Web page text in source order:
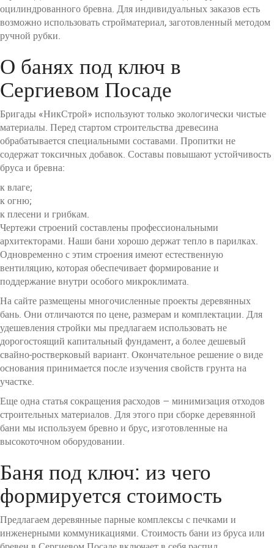
оцилиндрованного бревна. Для индивидуальных заказов есть
возможно использовать стройматериал, заготовленный методом
ручной рубки.
О банях под ключ в
Сергиевом Посаде
Бригады «НикСтрой» используют только экологически чистые
материалы. Перед стартом строительства древесина
обрабатывается специальными составами. Пропитки не
содержат токсичных добавок. Составы повышают устойчивость
бруса и бревна:
к влаге;
к огню;
к плесени и грибкам.
Чертежи строений составлены профессиональными
архитекторами. Наши бани хорошо держат тепло в парилках.
Одновременно с этим строения имеют естественную
вентиляцию, которая обеспечивает формирование и
поддержание внутри особого микроклимата.
На сайте размещены многочисленные проекты деревянных
бань. Они отличаются по цене, размерам и комплектации. Для
удешевления стройки мы предлагаем использовать не
дорогостоящий капитальный фундамент, а более дешевый
свайно-ростверковый вариант. Окончательное решение о виде
основания принимается после изучения свойств грунта на
участке.
Еще одна статья сокращения расходов – минимизация отходов
строительных материалов. Для этого при сборке деревянной
бани мы используем бревно и брус, изготовленные на
высокоточном оборудовании.
Баня под ключ: из чего
формируется стоимость
Предлагаем деревянные парные комплексы с печками и
инженерными коммуникациями. Стоимость бани из бруса или